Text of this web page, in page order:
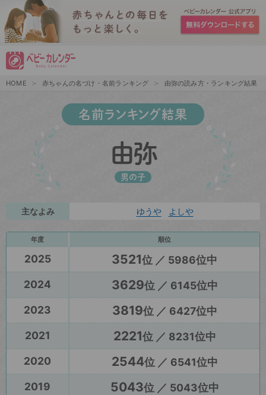
HOME 赤ちゃんの名づけ・名前ランキング 由弥の読み方・ランキング結果
名前ランキング結果
由弥
男の子
主なよみ ゆうや よしや
年度 順位
2025 3521位 ／ 5986位中
2024
3629位 ／ 6145位中
2023
3819位 ／ 6427位中
2021
2221位 ／ 8231位中
2020
2544位 ／ 6541位中
2019
5043位 ／ 5043位中